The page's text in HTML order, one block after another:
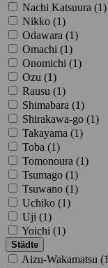
Nachi Katsuura (1)
Nikko (1)
Odawara (1)
Omachi (1)
Onomichi (1)
Ozu (1)
Rausu (1)
Shimabara (1)
Shirakawa-go (1)
Takayama (1)
Toba (1)
Tomonoura (1)
Tsumago (1)
Tsuwano (1)
Uchiko (1)
Uji (1)
Yoichi (1)
Städte
Aizu-Wakamatsu (1